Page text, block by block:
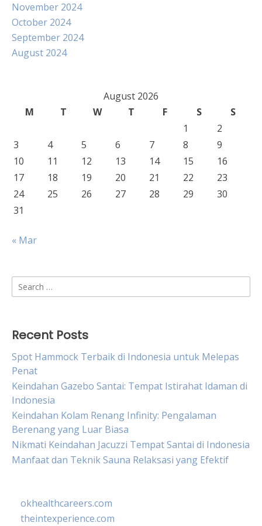
November 2024
October 2024
September 2024
August 2024
August 2026
M
T W T F S
S
1
2
3
4 5 6 7 8
9
10
11 12 13 14 15
16
17
18 19 20 21 22
23
24
25 26 27 28 29
30
31
« Mar
Search
for:
Recent Posts
Spot Hammock Terbaik di Indonesia untuk Melepas
Penat
Keindahan Gazebo Santai: Tempat Istirahat Idaman di
Indonesia
Keindahan Kolam Renang Infinity: Pengalaman
Berenang yang Luar Biasa
Nikmati Keindahan Jacuzzi Tempat Santai di Indonesia
Manfaat dan Teknik Sauna Relaksasi yang Efektif
okhealthcareers.com
theintexperience.com